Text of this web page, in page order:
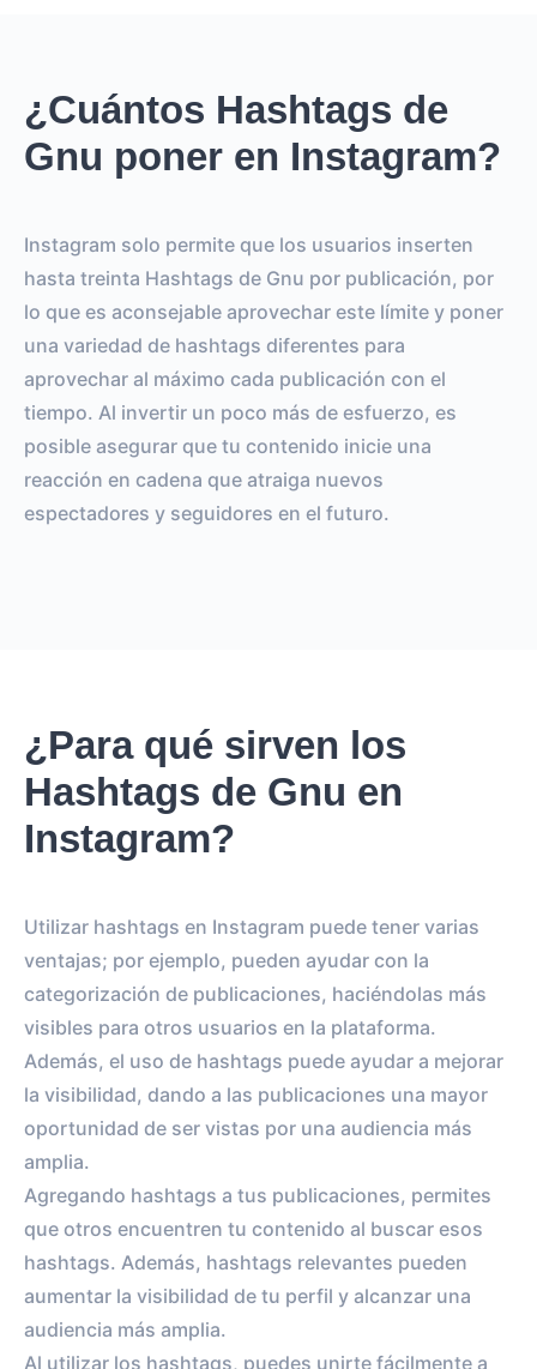
¿Cuántos Hashtags de
Gnu poner en Instagram?
Instagram solo permite que los usuarios inserten
hasta treinta Hashtags de Gnu por publicación, por
lo que es aconsejable aprovechar este límite y poner
una variedad de hashtags diferentes para
aprovechar al máximo cada publicación con el
tiempo. Al invertir un poco más de esfuerzo, es
posible asegurar que tu contenido inicie una
reacción en cadena que atraiga nuevos
espectadores y seguidores en el futuro.
¿Para qué sirven los
Hashtags de Gnu en
Instagram?
Utilizar hashtags en Instagram puede tener varias
ventajas; por ejemplo, pueden ayudar con la
categorización de publicaciones, haciéndolas más
visibles para otros usuarios en la plataforma.
Además, el uso de hashtags puede ayudar a mejorar
la visibilidad, dando a las publicaciones una mayor
oportunidad de ser vistas por una audiencia más
amplia.
Agregando hashtags a tus publicaciones, permites
que otros encuentren tu contenido al buscar esos
hashtags. Además, hashtags relevantes pueden
aumentar la visibilidad de tu perfil y alcanzar una
audiencia más amplia.
Al utilizar los hashtags, puedes unirte fácilmente a